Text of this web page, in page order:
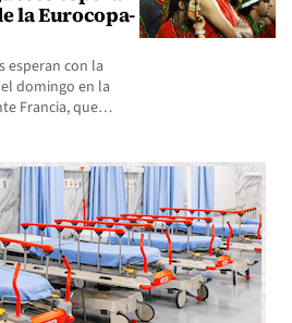
la Eurocopa-
esperan con la
domingo en la
Francia, que…